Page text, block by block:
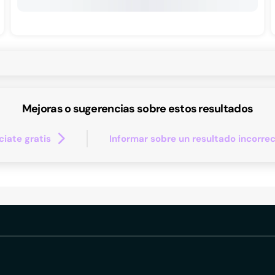
Mejoras o sugerencias sobre estos resultados
gratis Informar sobre un resultado